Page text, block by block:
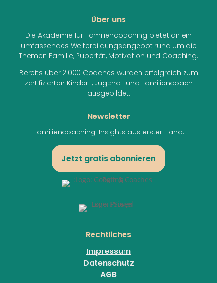
Über uns
Die Akademie für Familiencoaching bietet dir ein
umfassendes Weiterbildungsangebot rund um die
Themen Familie, Pubertät, Motivation und Coaching.
Bereits über 2.000 Coaches wurden erfolgreich zum
zertifizierten Kinder-, Jugend- und Familiencoach
ausgebildet.
Newsletter
Familiencoaching-Insights aus erster Hand.
Jetzt gratis abonnieren
Rechtliches
Impressum
Datenschutz
AGB